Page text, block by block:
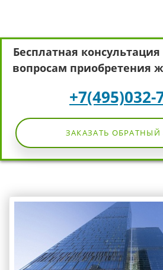
Бесплатная
вопросам приобретения
+7(495)032-
ЗАКАЗАТЬ